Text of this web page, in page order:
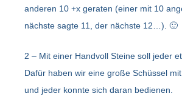
anderen 10 +x geraten (einer mit 10
nächste sagte 11, der nächste 12…). 🙂
2 – Mit einer Handvoll Steine soll jeder
Dafür haben wir eine große Schüssel
und jeder konnte sich daran bedienen.